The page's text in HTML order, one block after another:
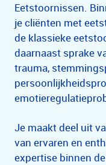
Eetstoornissen.
je cliënten met
de klassieke
daarnaast sprake
trauma,
Je maakt deel uit
van ervaren en
expertise binnen